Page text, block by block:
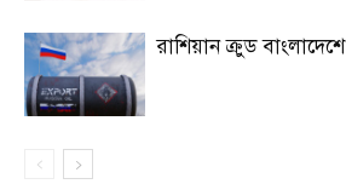
রাশিয়ান ক্রুড